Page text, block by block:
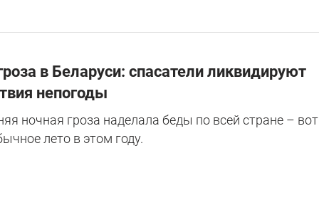
в Беларуси: спасатели ликвидируют
непогоды
ночная гроза наделала беды по всей стране – вот
лето в этом году.